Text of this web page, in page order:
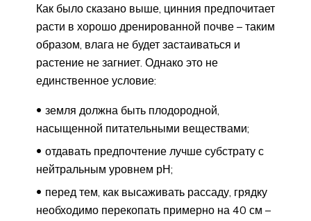
Как было сказано выше, цинния предпочитает
расти в хорошо дренированной почве – таким
образом, влага не будет застаиваться и
растение не загниет. Однако это не
единственное условие:
земля должна быть плодородной,
насыщенной питательными веществами;
отдавать предпочтение лучше субстрату с
нейтральным уровнем рН;
перед тем, как высаживать рассаду, грядку
необходимо перекопать примерно на 40 см –